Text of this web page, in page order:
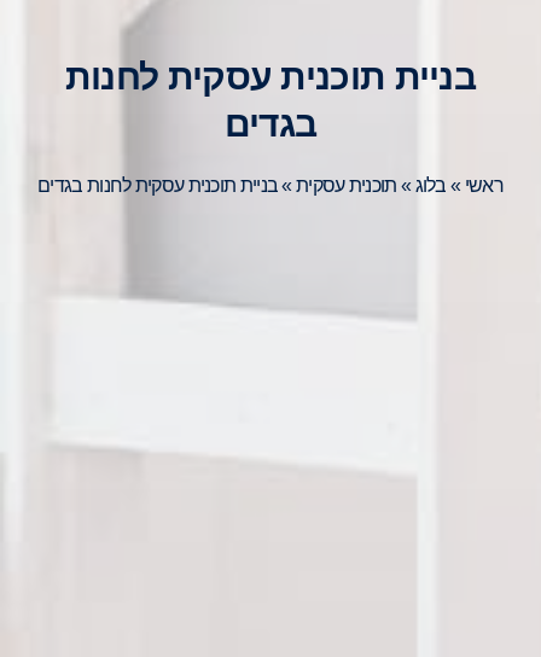
בניית תוכנית עסקית לחנות
בגדים
ראשי » בלוג » תוכנית עסקית»בניית תוכנית עסקית לחנות בגדים